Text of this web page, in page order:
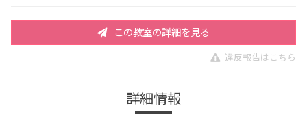
この教室の詳細を見る
違反報告はこちら
詳細情報